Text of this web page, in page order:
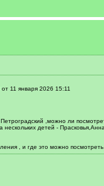
11 января 2026 15:11
,можно ли
детей -
, и где это можно